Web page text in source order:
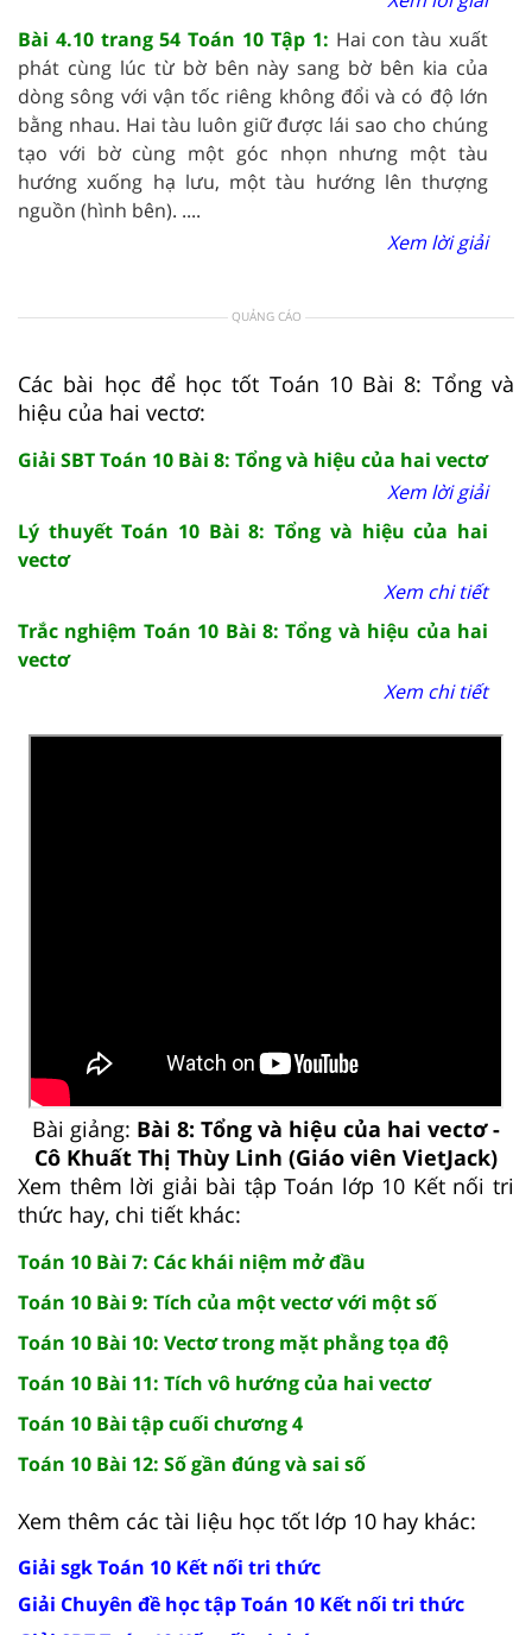
Bài 4.10 trang 54 Toán 10 Tập 1: Hai con tàu xuất
phát cùng lúc từ bờ bên này sang bờ bên kia của
dòng sông với vận tốc riêng không đổi và có độ lớn
bằng nhau. Hai tàu luôn giữ được lái sao cho chúng
tạo với bờ cùng một góc nhọn nhưng một tàu
hướng xuống hạ lưu, một tàu hướng lên thượng
nguồn (hình bên). ....
Xem lời giải
QUẢNG CÁO
Các bài học để học tốt Toán 10 Bài 8: Tổng và
hiệu của hai vectơ:
Giải SBT Toán 10 Bài 8: Tổng và hiệu của hai vectơ
Xem lời giải
Lý thuyết Toán 10 Bài 8: Tổng và hiệu của hai
vectơ
Xem chi tiết
Trắc nghiệm Toán 10 Bài 8: Tổng và hiệu của hai
vectơ
Xem chi tiết
Bài giảng: Bài 8: Tổng và hiệu của hai vectơ -
Cô Khuất Thị Thùy Linh (Giáo viên VietJack)
Xem thêm lời giải bài tập Toán lớp 10 Kết nối tri
thức hay, chi tiết khác:
Toán 10 Bài 7: Các khái niệm mở đầu
Toán 10 Bài 9: Tích của một vectơ với một số
Toán 10 Bài 10: Vectơ trong mặt phẳng tọa độ
Toán 10 Bài 11: Tích vô hướng của hai vectơ
Toán 10 Bài tập cuối chương 4
Toán 10 Bài 12: Số gần đúng và sai số
Xem thêm các tài liệu học tốt lớp 10 hay khác:
Giải sgk Toán 10 Kết nối tri thức
Giải Chuyên đề học tập Toán 10 Kết nối tri thức